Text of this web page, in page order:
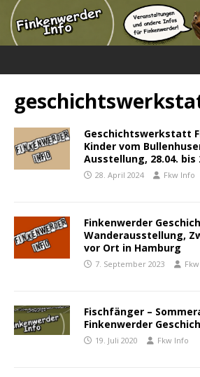
Geschichtswerkstatt
Kinder vom
Ausstellung, 28.04. bis
28. April 2024 Fkw Info
Finkenwerder
Wanderausstellung,
vor Ort in Hamburg
7. September 2023
Fischfänger –
Finkenwerder
19. Juli 2020 Fkw Info